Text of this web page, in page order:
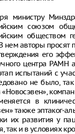
министру
союзом
обществом
нем авторы просят
его
центра
испытаний с
не было,
в
также эптаког-
их развития у
так и в условиях